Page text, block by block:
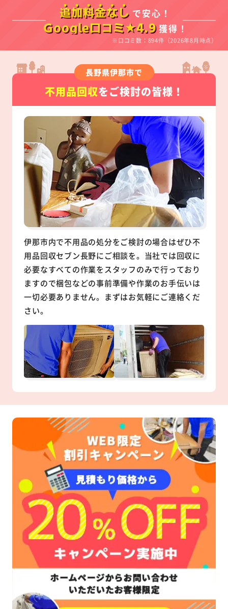
追加料金なし で安心！
Google口コミ★4.9 獲得！
※口コミ数：894件（2026年8月時点）
長野県伊那市で
不用品回収をご検討の皆様！
伊那市内で不用品の処分をご検討の場合はぜひ不
用品回収セブン長野にご相談を。当社では回収に
必要なすべての作業をスタッフのみで行っており
ますので梱包などの事前準備や作業のお手伝いは
一切必要ありません。まずはお気軽にご連絡くだ
さい。